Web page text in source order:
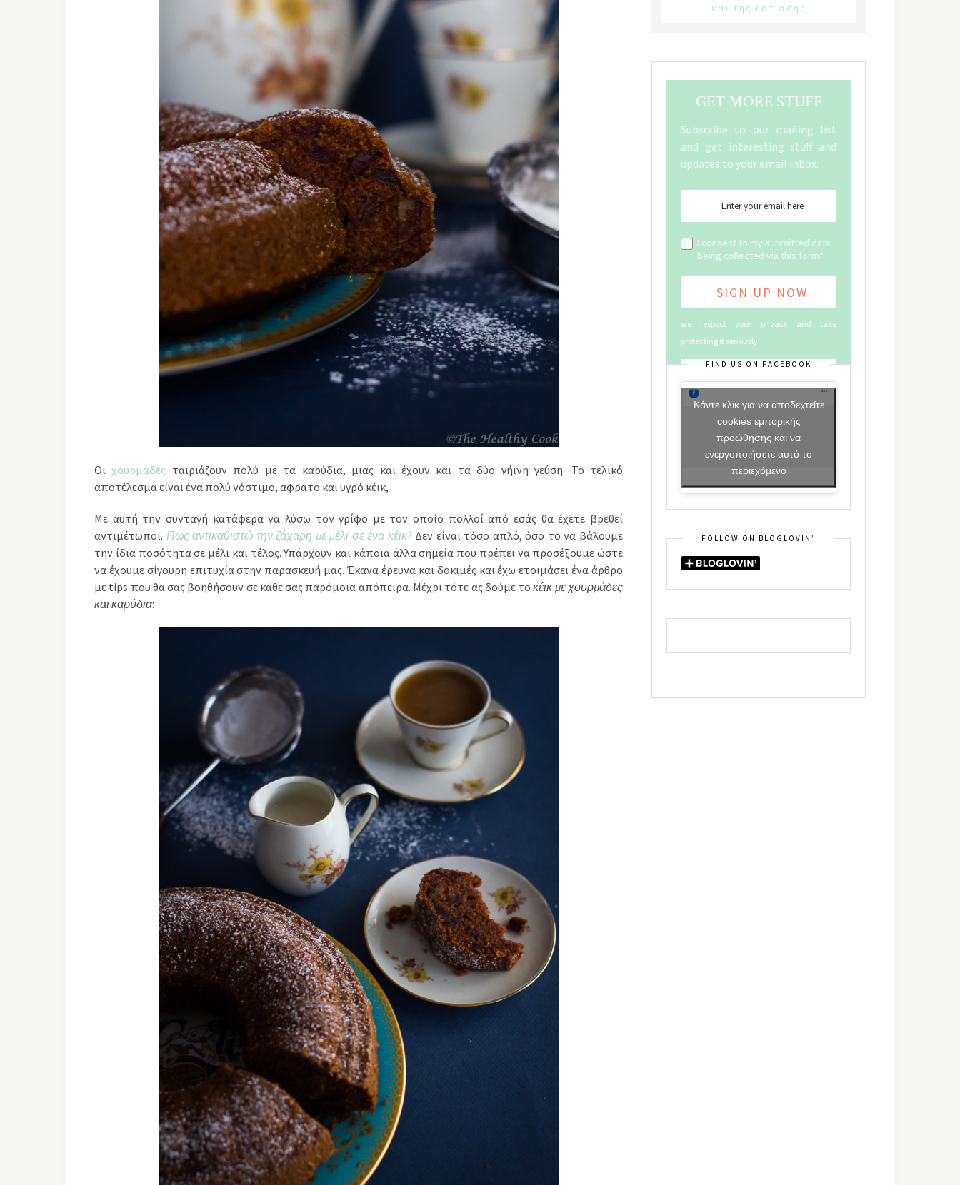
Οιχουρμάδες ταιριάζουν πολύ με τα καρύδια, μιας και έχουν και τα δύο γήινη γεύση. Το τελικό
αποτέλεσμα είναι ένα πολύ νόστιμο, αφράτο και υγρό κέικ,
Με αυτή την συνταγή κατάφερα να λύσω τον γρίφο με τον οποίο πολλοί από εσάς θα έχετε βρεθεί
αντιμέτωποι. Πως αντικαθιστώ την ζάχαρη με μέλι σε ένα κέικ?Δεν είναι τόσο απλό, όσο το να βάλουμε
την ίδια ποσότητα σε μέλι και τέλος. Υπάρχουν και κάποια άλλα σημεία που πρέπει να προσέξουμε ώστε
να έχουμε σίγουρη επιτυχία στην παρασκευή μας. Έκανα έρευνα και δοκιμές και έχω ετοιμάσει ένα άρθρο
με tips που θα σας βοηθήσουν σε κάθε σας παρόμοια απόπειρα. Μέχρι τότε ας δούμε τοκέικ με χουρμάδες
και καρύδια:
και της εστίασης
GET MORE STUFF
Subscribe to our mailing list
and get interesting stuff and
updates to your email inbox.
I consent to my submitted data
being collected via this form*
we respect your privacy and take
protecting it seriously
FIND US ON FACEBOOK
Κάντε κλικ για να αποδεχτείτε
cookies εμπορικής
προώθησης και να
ενεργοποιήσετε αυτό το
περιεχόμενο
FOLLOW ON BLOGLOVIN’